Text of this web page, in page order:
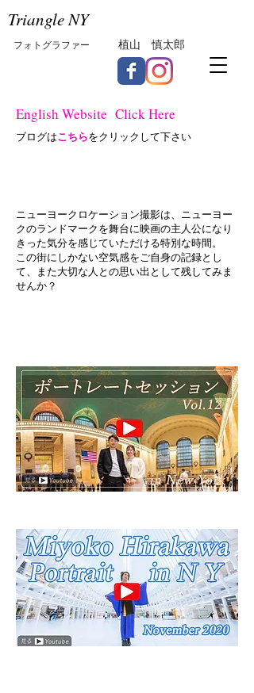
Triangle NY
フォトグラファー 植山 慎太郎
English Website Click Here
ブログはこちらをクリックして下さい
ニューヨークロケーション撮影は、ニューヨー
クのランドマークを舞台に映画の主人公になり
きった気分を感じていただける特別な時間。
この街にしかない空気感をご自身の記録とし
て、また大切な人との思い出として残してみま
せんか？